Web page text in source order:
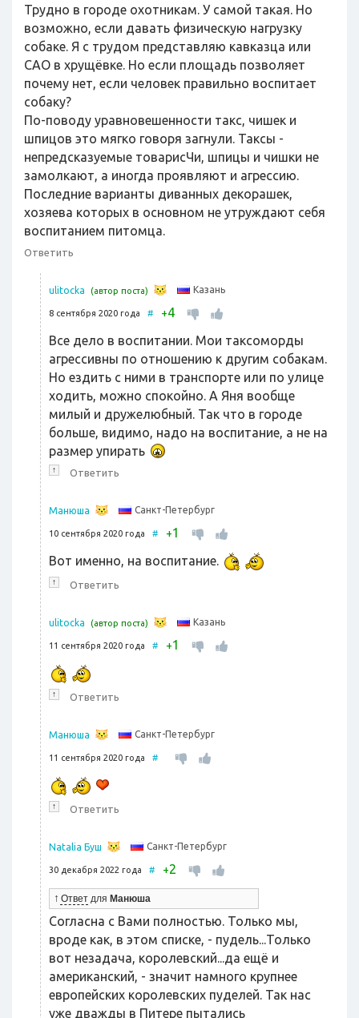
Трудно в городе охотникам. У самой такая. Но
возможно, если давать физическую нагрузку
собаке. Я с трудом представляю кавказца или
САО в хрущёвке. Но если площадь позволяет
почему нет, если человек правильно воспитает
собаку?
По-поводу уравновешенности такс, чишек и
шпицов это мягко говоря загнули. Таксы -
непредсказуемые товарисЧи, шпицы и чишки не
замолкают, а иногда проявляют и агрессию.
Последние варианты диванных декорашек,
хозяева которых в основном не утруждают себя
воспитанием питомца.
Ответить
ulitocka (автор поста) Казань
8 сентября 2020 года # +4
Все дело в воспитании. Мои таксоморды
агрессивны по отношению к другим собакам.
Но ездить с ними в транспорте или по улице
ходить, можно спокойно. А Яня вообще
милый и дружелюбный. Так что в городе
больше, видимо, надо на воспитание, а не на
размер упирать
↑ Ответить
Манюша Санкт-Петербург
10 сентября 2020 года # +1
Вот именно, на воспитание.
↑ Ответить
ulitocka (автор поста) Казань
11 сентября 2020 года # +1
↑ Ответить
Манюша Санкт-Петербург
11 сентября 2020 года #
↑ Ответить
Natalia Буш Санкт-Петербург
30 декабря 2022 года # +2
↑ Ответ для Манюша
Согласна с Вами полностью. Только мы,
вроде как, в этом списке, - пудель...Только
вот незадача, королевский...да ещё и
американский, - значит намного крупнее
европейских королевских пуделей. Так нас
уже дважды в Питере пытались